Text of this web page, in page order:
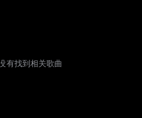
有找到相关歌曲